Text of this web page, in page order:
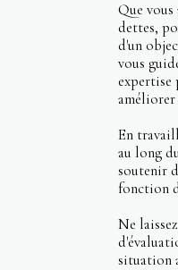
Que
dettes,
d'un
vous
expertise
En
au long
soutenir
fonction
Ne
situation